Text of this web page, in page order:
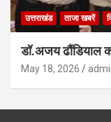
उत्तराखंड ताजा खबरें
डॉ.अजय ढौंडियाल
May 18, 2026